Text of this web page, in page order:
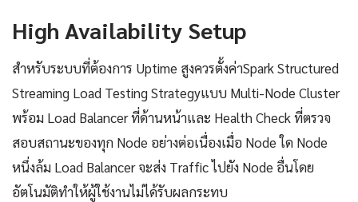
High Availability Setup
สำหรับระบบที่ต้องการ Uptime สูงควรตั้งค่าSpark Structured
Streaming Load Testing Strategyแบบ Multi-Node Cluster
พร้อม Load Balancer ที่ด้านหน้าและ Health Check ที่ตรวจ
สอบสถานะของทุก Node อย่างต่อเนื่องเมื่อ Node ใด Node
หนึ่งล้ม Load Balancer จะส่ง Traffic ไปยัง Node อื่นโดย
อัตโนมัติทำให้ผู้ใช้งานไม่ได้รับผลกระทบ